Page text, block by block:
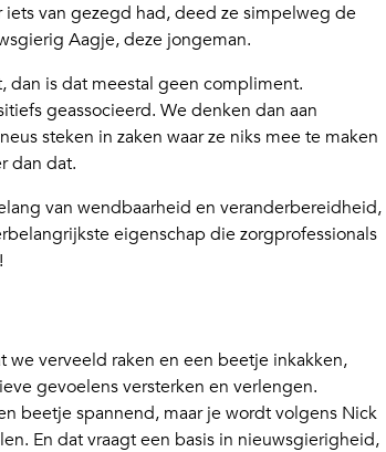
van gezegd had, deed ze simpelweg de
Aagje, deze jongeman.
is dat meestal geen compliment.
geassocieerd. We denken dan aan
steken in zaken waar ze niks mee te maken
dan dat.
van wendbaarheid en veranderbereidheid,
eigenschap die zorgprofessionals
verveeld raken en een beetje inkakken,
gevoelens versterken en verlengen.
beetje spannend, maar je wordt volgens Nick
En dat vraagt een basis in nieuwsgierigheid,